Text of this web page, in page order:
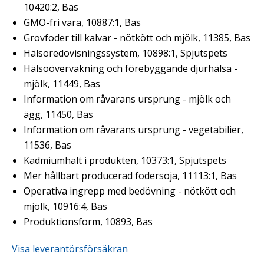
10420:2, Bas
GMO-fri vara, 10887:1, Bas
Grovfoder till kalvar - nötkött och mjölk, 11385, Bas
Hälsoredovisningssystem, 10898:1, Spjutspets
Hälsoövervakning och förebyggande djurhälsa -
mjölk, 11449, Bas
Information om råvarans ursprung - mjölk och
ägg, 11450, Bas
Information om råvarans ursprung - vegetabilier,
11536, Bas
Kadmiumhalt i produkten, 10373:1, Spjutspets
Mer hållbart producerad fodersoja, 11113:1, Bas
Operativa ingrepp med bedövning - nötkött och
mjölk, 10916:4, Bas
Produktionsform, 10893, Bas
Visa leverantörsförsäkran